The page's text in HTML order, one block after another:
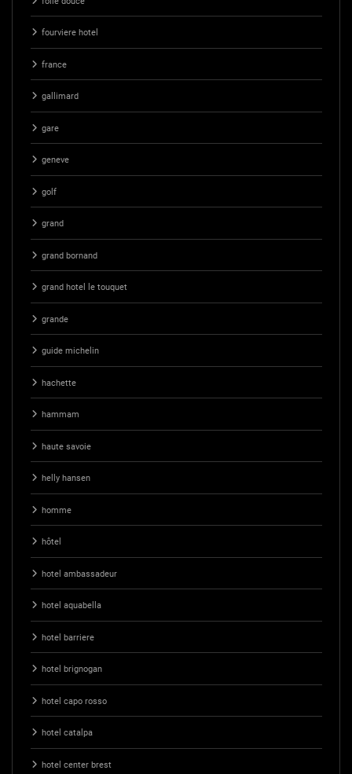
fourviere hotel
france
gallimard
gare
geneve
golf
grand
grand bornand
grand hotel le touquet
grande
guide michelin
hachette
hammam
haute savoie
helly hansen
homme
hôtel
hotel ambassadeur
hotel aquabella
hotel barriere
hotel brignogan
hotel capo rosso
hotel catalpa
hotel center brest